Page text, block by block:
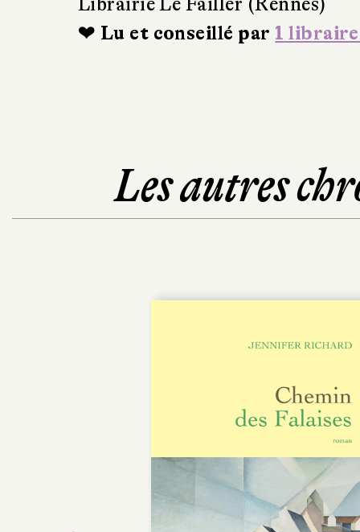
Librairie Le Failler (Rennes)
❤ Lu et conseillé par 1
Les autres